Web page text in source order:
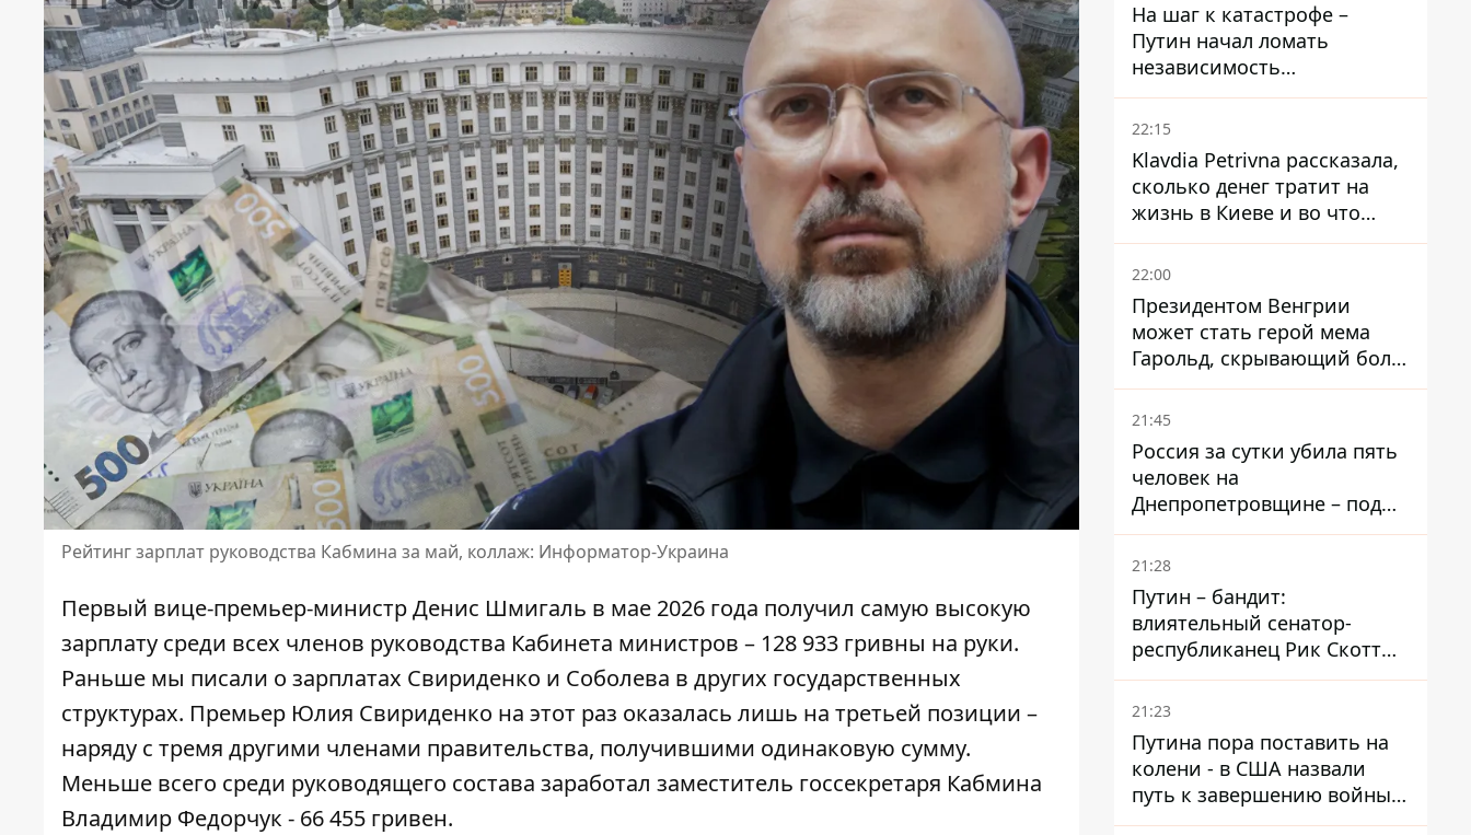
Рейтинг зарплат руководства Кабмина за май, коллаж: Информатор-Украина
Первый вице-премьер-министр Денис Шмигаль в мае 2026 года получил самую высокую
зарплату среди всех членов руководства Кабинета министров – 128 933 гривны на руки.
Раньше мы писали о зарплатах Свириденко и Соболева в других государственных
структурах. Премьер Юлия Свириденко на этот раз оказалась лишь на третьей позиции –
наряду с тремя другими членами правительства, получившими одинаковую сумму.
Меньше всего среди руководящего состава заработал заместитель госсекретаря Кабмина
Владимир Федорчук - 66 455 гривен.
На шаг к катастрофе –
Путин начал ломать
независимость
собственного Центробанка,
заставив снизить базовую
ставку
22:15
Klavdia Petrivna рассказала,
сколько денег тратит на
жизнь в Киеве и во что
вкладывает миллионы
22:00
Президентом Венгрии
может стать герой мема
Гарольд, скрывающий боль
– он возглавил народное
голосование
21:45
Россия за сутки убила пять
человек на
Днепропетровщине – под
ударами оказались пять
районов области
21:28
Путин – бандит:
влиятельный сенатор-
республиканец Рик Скотт
призвал Конгресс привлечь
РФ к ответственности за
21:23
Путина пора поставить на
колени - в США назвали
путь к завершению войны -
National Security Journal